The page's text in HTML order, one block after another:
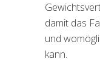
damit das
und
kann.